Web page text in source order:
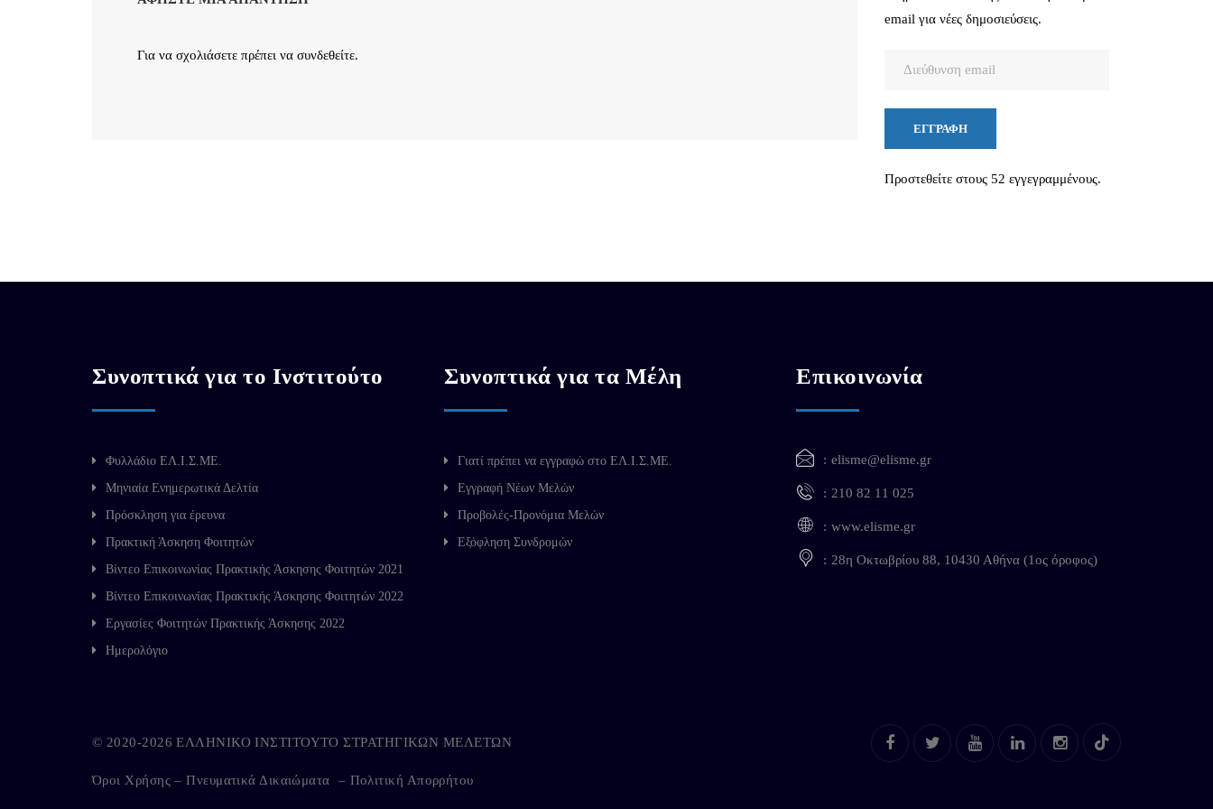
Για να σχολιάσετε πρέπει να συνδεθείτε.
email για νέες δημοσιεύσεις.
ΕΓΓΡΑΦΉ
Προστεθείτε στους 52 εγγεγραμμένους.
Συνοπτικά για το Ινστιτούτο
Φυλλάδιο ΕΛ.Ι.Σ.ΜΕ.
Μηνιαία Ενημερωτικά Δελτία
Πρόσκληση για έρευνα
Πρακτική Άσκηση Φοιτητών
Βίντεο Επικοινωνίας Πρακτικής Άσκησης Φοιτητών 2021
Βίντεο Επικοινωνίας Πρακτικής Άσκησης Φοιτητών 2022
Εργασίες Φοιτητών Πρακτικής Άσκησης 2022
Ημερολόγιο
Συνοπτικά για τα Μέλη
Γιατί πρέπει να εγγραφώ στο ΕΛ.Ι.Σ.ΜΕ.
Εγγραφή Νέων Μελών
Προβολές-Προνόμια Μελών
Εξόφληση Συνδρομών
Επικοινωνία
elisme@elisme.gr
210 82 11 025
www.elisme.gr
28η Οκτωβρίου 88, 10430 Αθήνα (1ος όροφος)
© 2020-2026 ΕΛΛΗΝΙΚΟ ΙΝΣΤΙΤΟΥΤΟ ΣΤΡΑΤΗΓΙΚΩΝ ΜΕΛΕΤΩΝ
Όροι Χρήσης – Πνευματικά Δικαιώματα – Πολιτική Απορρήτου